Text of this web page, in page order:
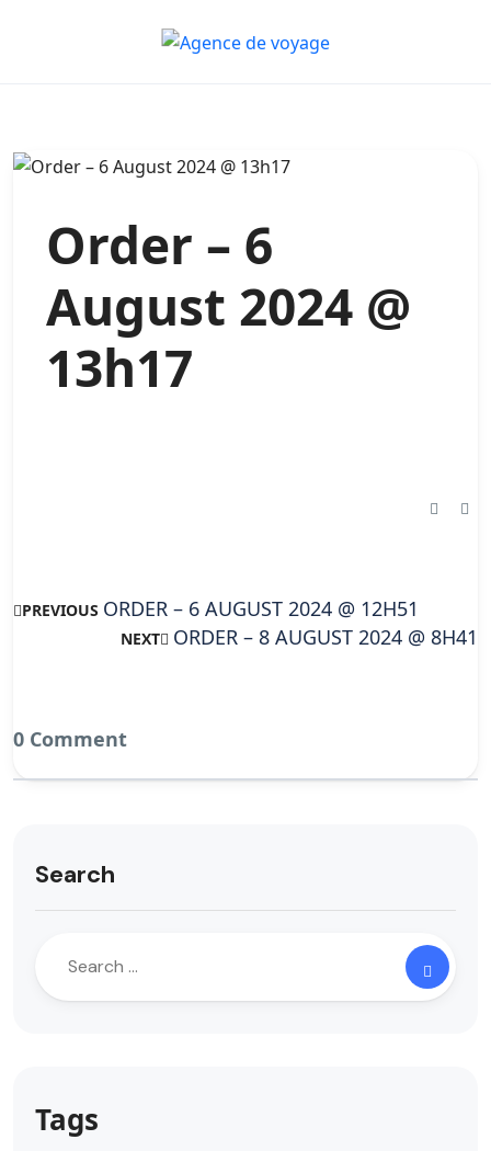
Order – 6
August 2024 @
13h17
PREVIOUS ORDER – 6 AUGUST 2024 @ 12H51
NEXT ORDER – 8 AUGUST 2024 @ 8H41
0 Comment
Search
Tags